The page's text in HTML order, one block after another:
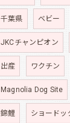
千葉県 ベビー
JKCチャンピオン
出産 ワクチン
Magnolia Dog Site
錦鯉 ショードッ